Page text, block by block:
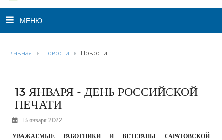
МЕНЮ
НОВОСТИ
К СВЕДЕНИЮ
КОНКУРСЫ
ФОТОРЕПОРТАЖИ
РЕКЛАМОДАТЕЛЯМ
Главная Новости Новости
13 ЯНВАРЯ - ДЕНЬ РОССИЙСКОЙ
ПЕЧАТИ
13 января 2022
УВАЖАЕМЫЕ РАБОТНИКИ И ВЕТЕРАНЫ САРАТОВСКОЙ